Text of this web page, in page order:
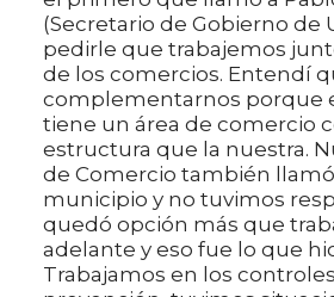
(Secretario de Gobierno de
pedirle que trabajemos
de los comercios. Entendí
complementarnos porque
tiene un área de comercio
estructura que la nuestra.
de Comercio también
municipio y no tuvimos
quedó opción más que
adelante y eso fue lo que
Trabajamos en los